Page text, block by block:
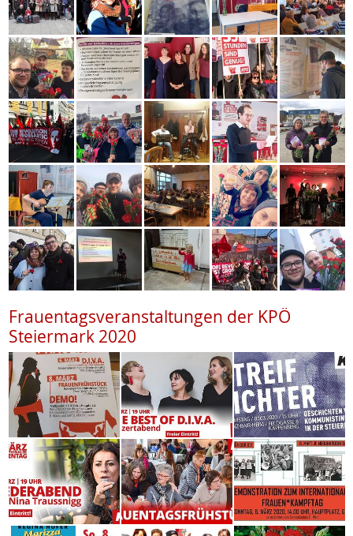
Frauentagsveranstaltungen der KPÖ
Steiermark 2020